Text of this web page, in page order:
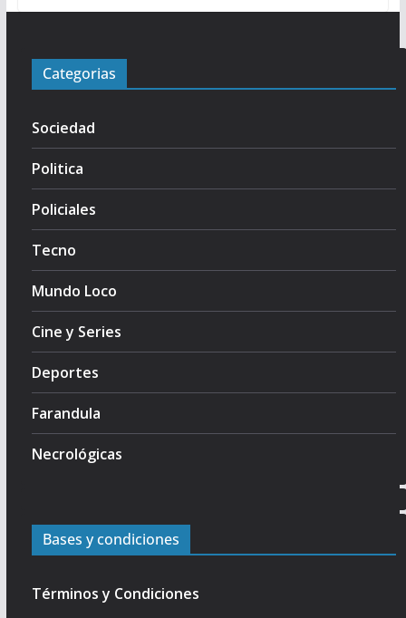
Categorias
Sociedad
Politica
Policiales
Tecno
Mundo Loco
Cine y Series
Deportes
Farandula
Necrológicas
Bases y condiciones
Términos y Condiciones